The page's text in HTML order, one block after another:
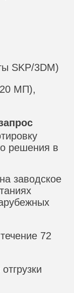
SKP/3DM)
МП),
решения в
заводское
72